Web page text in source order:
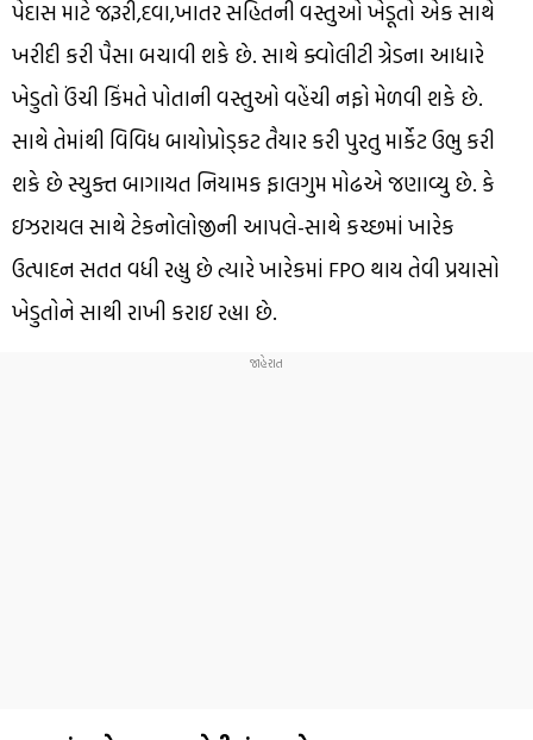
પેદાસ માટે જરૂરી,દવા,ખાતર સહિતની વસ્તુઓ ખેડૂતો એક સાથે
ખરીદી કરી પૈસા બચાવી શકે છે. સાથે ક્વોલીટી ગ્રેડના આધારે
ખેડુતો ઉંચી કિંમતે પોતાની વસ્તુઓ વહેંચી નફો મેળવી શકે છે.
સાથે તેમાંથી વિવિધ બાયોપ્રોડ્કટ તૈયાર કરી પુરતુ માર્કેટ ઉભુ કરી
શકે છે સ્યુક્ત બાગાયત નિયામક ફાલગુમ મોઢએ જણાવ્યુ છે. કે
ઇઝરાયલ સાથે ટેકનોલોજીની આપલે-સાથે કચ્છમાં ખારેક
ઉત્પાદન સતત વધી રહ્યુ છે ત્યારે ખારેકમાં FPO થાય તેવી પ્રયાસો
ખેડુતોને સાથી રાખી કરાઇ રહ્યા છે.